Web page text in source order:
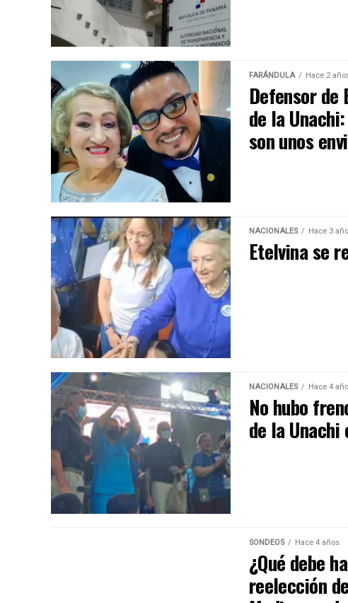
FARÁNDULA Hace 2
Defensor
de la
son unos
NACIONALES Hace 3
Etelvina se
NACIONALES Hace 4
No hubo
de la Unachi
SONDEOS Hace 4 años
¿Qué debe
reelección